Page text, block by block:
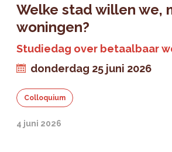
Welke stad willen we,
woningen?
Studiedag over betaalbaar
donderdag 25 juni 2026
Colloquium
4 juni 2026